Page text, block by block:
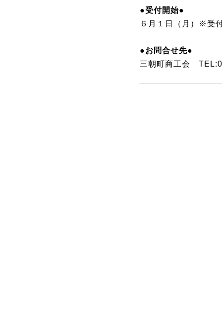
●受付開始●
６月１日（月）※受
●お問合せ先●
三朝町商工会